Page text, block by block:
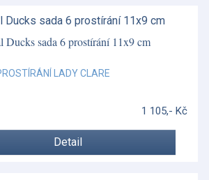
Ducks sada 6 prostírání 11x9 cm
LADY CLARE
1 105,- Kč
Detail